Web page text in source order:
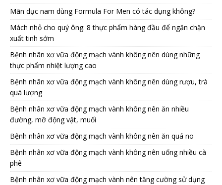
Mãn dục nam dùng Formula For Men có tác dụng không?
Mách nhỏ cho quý ông: 8 thực phẩm hàng đầu để ngăn chặn
xuất tinh sớm
Bệnh nhân xơ vữa động mạch vành không nên dùng những
thực phẩm nhiệt lượng cao
Bệnh nhân xơ vữa động mạch vành không nên dùng rượu, trà
quá lượng
Bệnh nhân xơ vữa động mạch vành không nên ăn nhiều
đường, mỡ động vật, muối
Bệnh nhân xơ vữa động mạch vành không nên ăn quá no
Bệnh nhân xơ vữa động mạch vành không nên uống nhiều cà
phê
Bệnh nhân xơ vữa động mạch vành nên tăng cường sử dụng